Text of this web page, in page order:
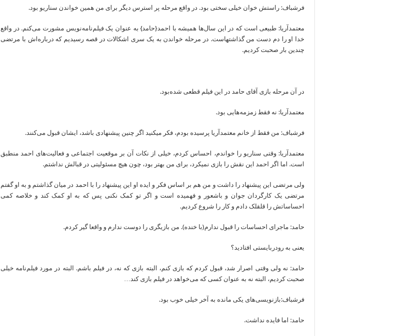
فرشباف: راستش خوان خیلی سختی بود. در واقع مرحله پر استرس دیگر برای من همین خواندن سناریو بود.
معتمدآریا: طبیعی است که در این سال‌ها همیشه با احمد{حامد} به عنوان یک فیلم‌نامه‌نویس مشورت می‌کنم. در واقع
خدا او را دم دست من گذاشته‎است. در مرحله خواندن به یک سری اشکالات در قصه رسیدیم که درباره‌اش با مرتضی
چندین بار صحبت کردیم.
در آن مرحله بازی آقای حامد در این فیلم قطعی شده‌بود.
معتمدآریا: نه فقط زمزمه‌هایی بود.
فرشباف: من فقط از خانم معتمدآریا پرسیده بودم، فکر می‎کنید اگر چنین پیشنهادی باشد، ایشان قبول می‌کنند.
معتمدآریا: وقتی سناریو را خواندم، احساس کردم، خیلی از نکات آن بر موقعیت اجتماعی و فعالیت‌های احمد منطبق
است. اما اگر احمد این نقش را بازی نمی‎کرد، برای من بهتر بود، چون هیچ مسئولیتی در قبالش نداشتم.
ولی مرتضی این پیشنهاد را داشت و من هم بر اساس فکر و ایده او این پیشنهاد را با احمد در میان گذاشتم و به او گفتم
مرتضی یک کارگردان جوان و باشعور و فهمیده است و اگر تو کمک نکنی پس که به او کمک کند و خلاصه کمی
احساساتش را قلقلک دادم و کار را شروع کردیم.
حامد: ماجرای احساسات را قبول ندارم(با خنده). من بازیگری را دوست ندارم و واقعا گیر کردم.
یعنی به رودربایستی افتادید؟
حامد: نه ولی وقتی اصرار شد، قبول کردم که بازی کنم، البته بازی که نه، در فیلم باشم. البته در مورد فیلم‌نامه خیلی
صحبت کردیم، البته نه به عنوان کسی که می‌خواهد در فیلم بازی کند…
فرشباف:بازنویسی‌های یکی مانده به آخر خیلی خوب بود.
حامد: اما فایده نداشت.